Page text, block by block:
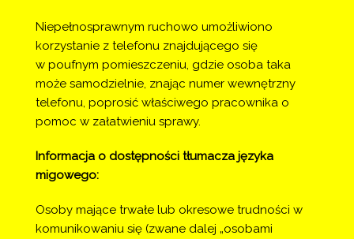
Niepełnosprawnym ruchowo umożliwiono
korzystanie z telefonu znajdującego się
w poufnym pomieszczeniu, gdzie osoba taka
może samodzielnie, znając numer wewnętrzny
telefonu, poprosić właściwego pracownika o
pomoc w załatwieniu sprawy.
Informacja o dostępności tłumacza języka
migowego:
Osoby mające trwałe lub okresowe trudności w
komunikowaniu się (zwane dalej „osobami